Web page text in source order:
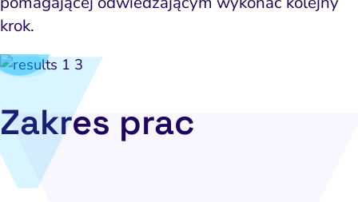
krok.
Zakres prac